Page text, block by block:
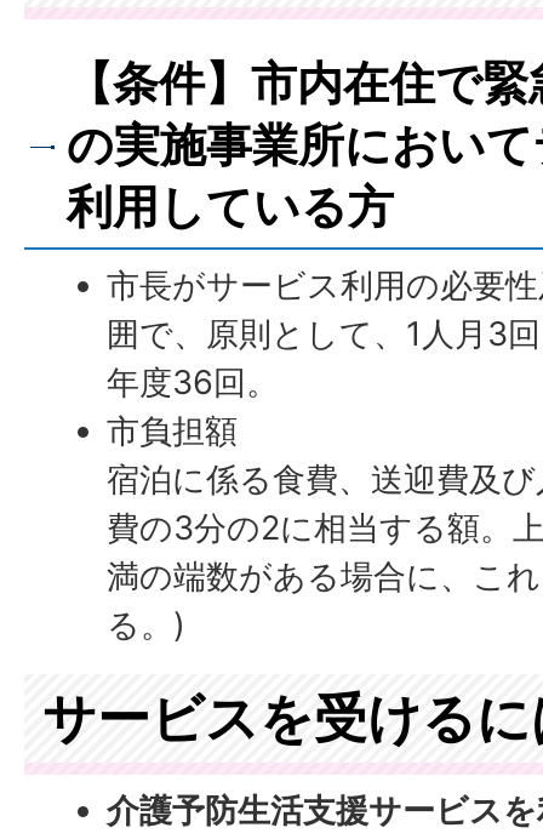
【条件】市内在住で
の実施事業所におい
利用している方
市長がサービス利用の必要
囲で、原則として、1人月3
年度36回。
市負担額
宿泊に係る食費、送迎費及
費の3分の2に相当する額。
満の端数がある場合に、こ
る。)
サービスを受ける
介護予防生活支援サービス